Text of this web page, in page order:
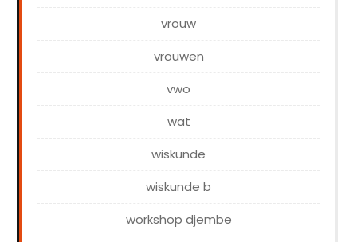
vrouw
vrouwen
vwo
wat
wiskunde
wiskunde b
workshop djembe